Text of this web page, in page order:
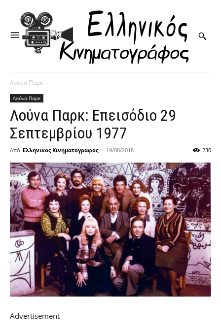
Λούνα Παρκ
Λούνα Παρκ
Λούνα Παρκ: Επεισόδιο 29
Σεπτεμβρίου 1977
Από Ελληνικος Κινηματογραφος - 19/08/2018 230
Advertisement